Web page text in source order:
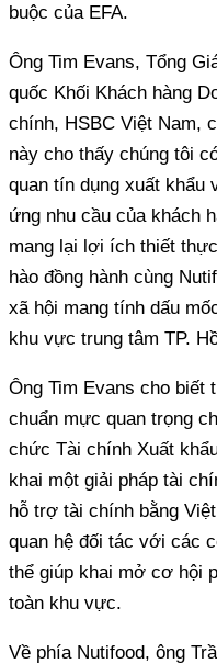
buộc của EFA.
Ông Tim Evans, Tổng
quốc Khối Khách hàng
chính, HSBC Việt Nam,
này cho thấy chúng tôi
quan tín dụng xuất khẩu
ứng nhu cầu của khách
mang lại lợi ích thiết
hào đồng hành cùng
xã hội mang tính dấu
khu vực trung tâm TP.
Ông Tim Evans cho biết
chuẩn mực quan trọng
chức Tài chính Xuất
khai một giải pháp tài
hỗ trợ tài chính bằng
quan hệ đối tác với các
thể giúp khai mở cơ hội
toàn khu vực.
Về phía Nutifood, ông